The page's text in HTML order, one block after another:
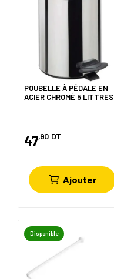
POUBELLE À PÉDALE EN
ACIER CHROMÉ 5 LITTRES
47,90 DT
Ajouter
Disponible